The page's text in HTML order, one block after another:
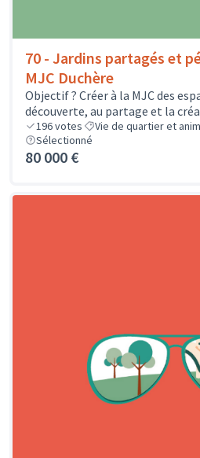
70 - Jardins partagés et
MJC Duchère
Objectif ? Créer à la MJC des
découverte, au partage et la
196votes Vie de quartier et
Sélectionné
80 000 €